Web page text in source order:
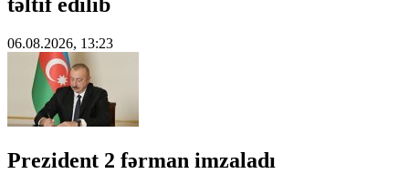
06.08.2026, 13:23
Prezident 2 fərman imzaladı